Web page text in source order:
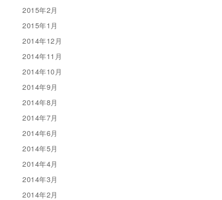
2015年2月
2015年1月
2014年12月
2014年11月
2014年10月
2014年9月
2014年8月
2014年7月
2014年6月
2014年5月
2014年4月
2014年3月
2014年2月